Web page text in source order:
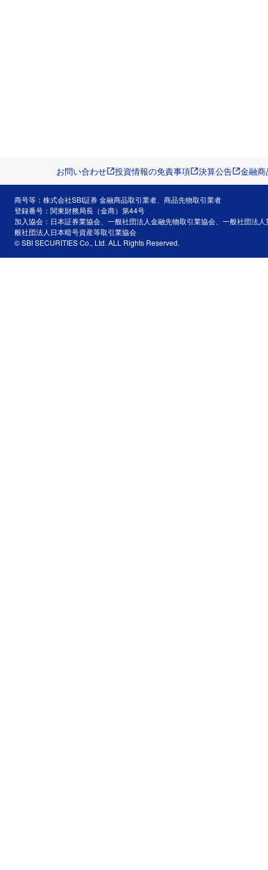
お問い合わせ 投資情報の免責事項 決算公告 金融
商号等：株式会社SBI証券 金融商品取引業者、商品先物取引業者
登録番号：関東財務局長（金商）第44号
加入協会：日本証券業協会、一般社団法人金融先物取引業協会、一般社団法
般社団法人日本暗号資産等取引業協会
© SBI SECURITIES Co., Ltd. ALL Rights Reserved.